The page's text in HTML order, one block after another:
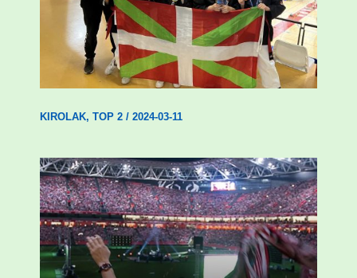
Wadokan garaile Espainiako txapelketan
14 dominarekin
KIROLAK, TOP 2/ 2024-03-11